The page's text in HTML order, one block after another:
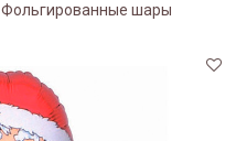
Фольгированные шары